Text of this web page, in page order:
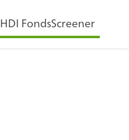
HDI FondsScreener